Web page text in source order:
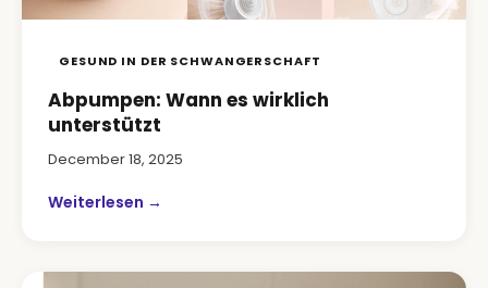
GESUND IN DER SCHWANGERSCHAFT
Abpumpen: Wann es wirklich
unterstützt
December 18, 2025
Weiterlesen →